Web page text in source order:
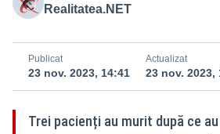
Realitatea.NET
Publicat
23 nov. 2023, 14:41
Actualizat
23 nov. 2023,
Trei pacienți au murit după ce